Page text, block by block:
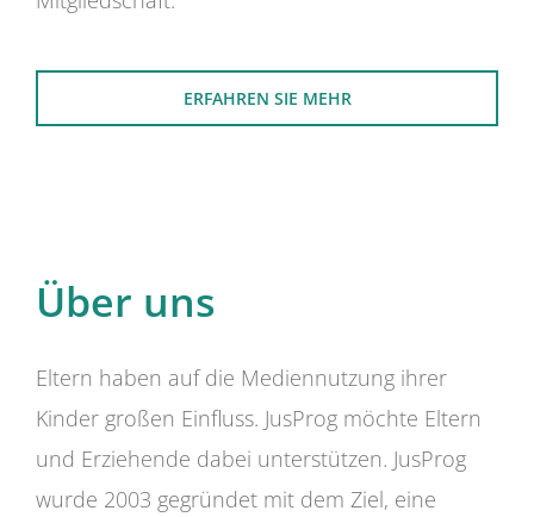
ERFAHREN SIE MEHR
Über uns
Eltern haben auf die Mediennutzung ihrer
Kinder großen Einfluss. JusProg möchte Eltern
und Erziehende dabei unterstützen. JusProg
wurde 2003 gegründet mit dem Ziel, eine